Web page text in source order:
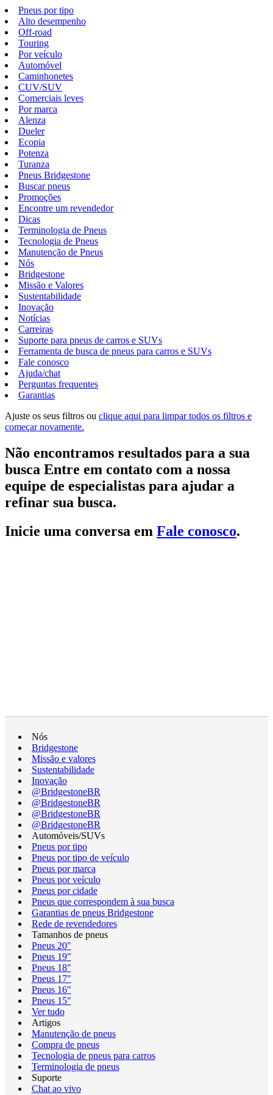
Pneus por tipo
Alto desempenho
Off-road
Touring
Por veículo
Automóvel
Caminhonetes
CUV/SUV
Comerciais leves
Por marca
Alenza
Dueler
Ecopia
Potenza
Turanza
Pneus Bridgestone
Buscar pneus
Promoções
Encontre um revendedor
Dicas
Terminologia de Pneus
Tecnologia de Pneus
Manutenção de Pneus
Nós
Bridgestone
Missão e Valores
Sustentabilidade
Inovação
Notícias
Carreiras
Suporte para pneus de carros e SUVs
Ferramenta de busca de pneus para carros e SUVs
Fale conosco
Ajuda/chat
Perguntas frequentes
Garantias
Ajuste os seus filtros ou clique aqui para limpar todos os filtros e
começar novamente.
Não encontramos resultados para a sua
busca Entre em contato com a nossa
equipe de especialistas para ajudar a
refinar sua busca.
Inicie uma conversa em Fale conosco.
Nós
Bridgestone
Missão e valores
Sustentabilidade
Inovação
@BridgestoneBR
@BridgestoneBR
@BridgestoneBR
@BridgestoneBR
Automóveis/SUVs
Pneus por tipo
Pneus por tipo de veículo
Pneus por marca
Pneus por veículo
Pneus por cidade
Pneus que correspondem à sua busca
Garantias de pneus Bridgestone
Rede de revendedores
Tamanhos de pneus
Pneus 20"
Pneus 19"
Pneus 18"
Pneus 17"
Pneus 16"
Pneus 15"
Ver tudo
Artigos
Manutenção de pneus
Compra de pneus
Tecnologia de pneus para carros
Terminologia de pneus
Suporte
Chat ao vivo